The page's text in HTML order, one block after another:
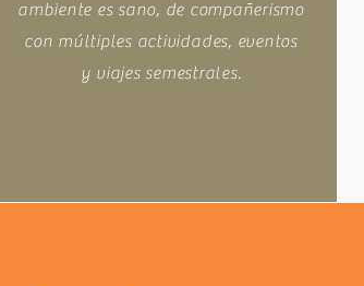
ambiente es sano, de compañerismo
con múltiples actividades, eventos
y viajes semestrales.